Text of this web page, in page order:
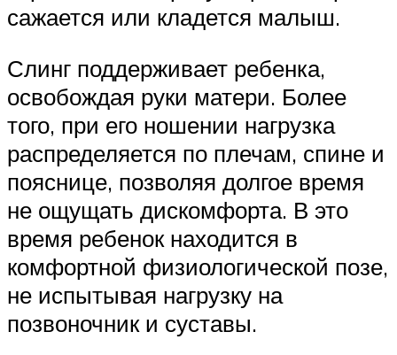
сажается или кладется малыш.
Слинг поддерживает ребенка,
освобождая руки матери. Более
того, при его ношении нагрузка
распределяется по плечам, спине и
пояснице, позволяя долгое время
не ощущать дискомфорта. В это
время ребенок находится в
комфортной физиологической позе,
не испытывая нагрузку на
позвоночник и суставы.